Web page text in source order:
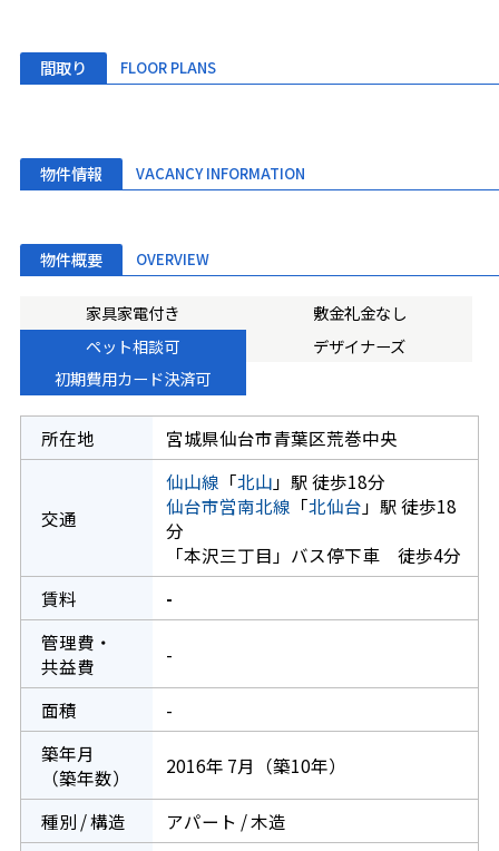
間取り FLOOR PLANS
物件情報 VACANCY INFORMATION
物件概要 OVERVIEW
家具家電付き
敷金礼金なし
ペット相談可
デザイナーズ
初期費用カード決済可
所在地 宮城県仙台市青葉区荒巻中央
交通
仙山線 「北山 」駅 徒歩18分
仙台市営南北線 「北仙台 」駅 徒歩18
分
「本沢三丁目」バス停下車 徒歩4分
賃料
-
管理費・
共益費
-
面積
-
築年月
（築年数）
2016年 7月（築10年）
種別 / 構造
アパート / 木造